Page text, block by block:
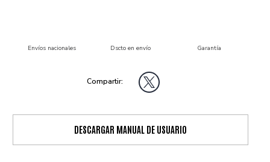
Envíos nacionales Dscto en envío Garantía
DESCARGAR MANUAL DE USUARIO